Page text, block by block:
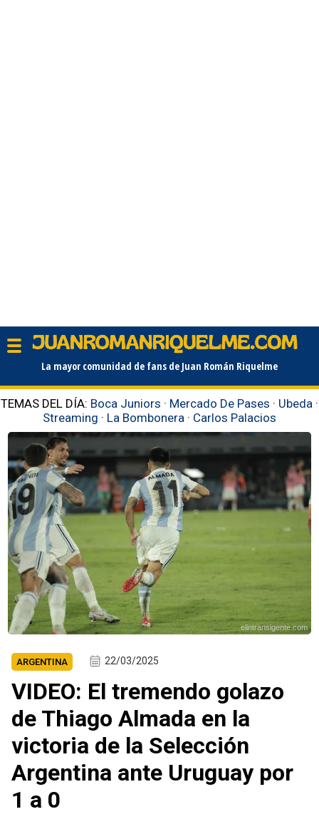
La mayor comunidad de fans de Juan Román Riquelme
TEMAS DEL DÍA: Boca Juniors · Mercado De Pases · Ubeda ·
Streaming · La Bombonera · Carlos Palacios
elintransigente.com
ARGENTINA 22/03/2025
VIDEO: El tremendo golazo
de Thiago Almada en la
victoria de la Selección
Argentina ante Uruguay por
1 a 0